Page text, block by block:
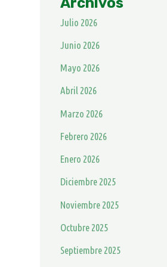
Julio 2026
Junio 2026
Mayo 2026
Abril 2026
Marzo 2026
Febrero 2026
Enero 2026
Diciembre 2025
Noviembre 2025
Octubre 2025
Septiembre 2025